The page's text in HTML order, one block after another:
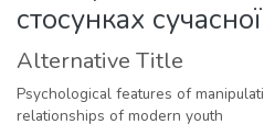
стосунках
Alternative Title
Psychological features of
relationships of modern youth